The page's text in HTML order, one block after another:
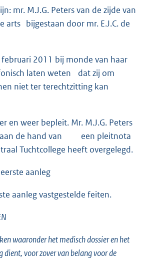
mr. M.J.G. Peters van de zijde van
arts bijgestaan door mr. E.J.C. de
2011 bij monde van haar
laten weten dat zij om
niet ter terechtzitting kan
weer bepleit. Mr. M.J.G. Peters
aan de hand van een pleitnota
Tuchtcollege heeft overgelegd.
aanleg
aanleg vastgestelde feiten.
waaronder het medisch dossier en het
dient, voor zover van belang voor de